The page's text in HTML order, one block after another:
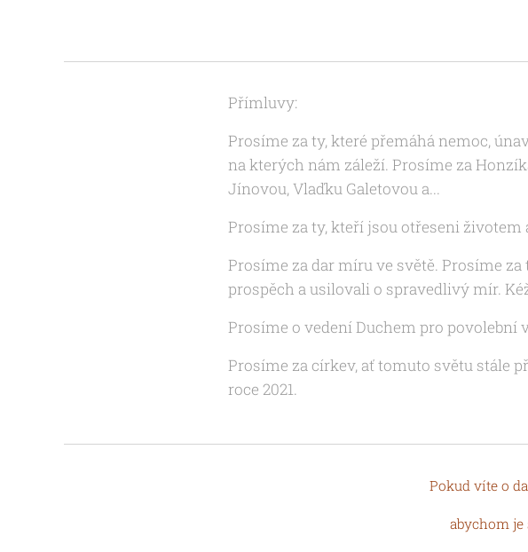
Přímluvy:
Prosíme za ty, které přemáhá nemoc,
na kterých nám záleží. Prosíme za
Jínovou, Vlaďku Galetovou a...
Prosíme za ty, kteří jsou otřeseni životem
Prosíme za dar míru ve světě. Prosíme
prospěch a usilovali o spravedlivý mír.
Prosíme o vedení Duchem pro
Prosíme za církev, ať tomuto světu stále
roce 2021.
Pokud víte o
abychom